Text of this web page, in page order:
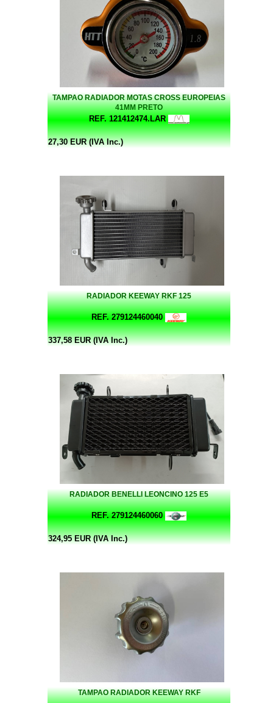
TAMPAO RADIADOR MOTAS CROSS EUROPEIAS
41MM PRETO
REF. 121412474.LAR
27,30 EUR (IVA Inc.)
RADIADOR KEEWAY RKF 125
REF. 279124460040
337,58 EUR (IVA Inc.)
RADIADOR BENELLI LEONCINO 125 E5
REF. 279124460060
324,95 EUR (IVA Inc.)
TAMPAO RADIADOR KEEWAY RKF